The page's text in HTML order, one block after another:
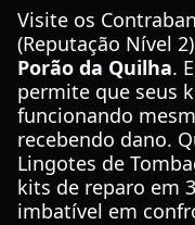
Visite os
(Reputação Nível
Porão da Quilha.
permite que seus
funcionando
recebendo dano.
Lingotes de
kits de reparo em
imbatível em